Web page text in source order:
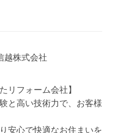
リフォーム会社】
と高い技術力で、お客様
安心で快適なお住まいを